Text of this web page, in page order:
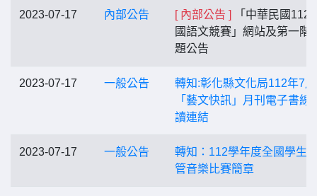
2023-07-17 內部公告 [ 內部公告 ]
「中華民國112
國語文競賽」網站及第一階
題公告
2023-07-17 一般公告
轉知:彰化縣文化局112年7
「藝文快訊」月刊電子書線
讀連結
2023-07-17 一般公告
轉知：112學年度全國學生
管音樂比賽簡章